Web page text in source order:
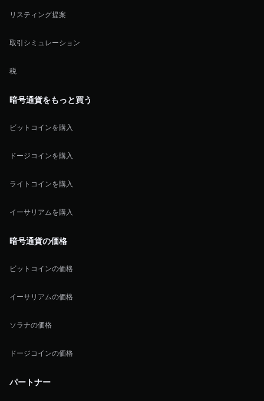
リスティング提案
取引シミュレーション
税
暗号通貨をもっと買う
ビットコインを購入
ドージコインを購入
ライトコインを購入
イーサリアムを購入
暗号通貨の価格
ビットコインの価格
イーサリアムの価格
ソラナの価格
ドージコインの価格
パートナー